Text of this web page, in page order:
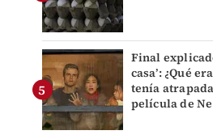
Final
casa’: ¿Qué
tenía
película de Ne